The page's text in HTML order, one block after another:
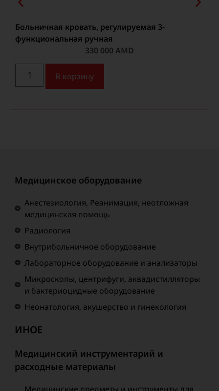
Больничная кровать, регулируемая 3-
функциональная ручная
330 000 AMD
В корзину
Медицинское оборудование
Анестезиология, Реанимация, неотложная
медицинская помощь
Радиология
Внутрибольничное оборудование
Лабораторное оборудование и анализаторы
Микроскопы, центрифуги, аквадистилляторы
и бактериоцидные оборудование
Неонатология, акушерство и гинекология
ИНОЕ
Медицинский инструментарий и
расходные материалы